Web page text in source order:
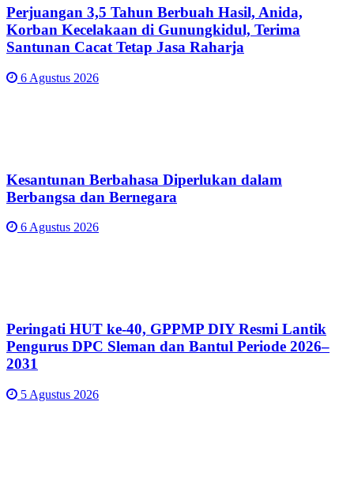
Perjuangan 3,5 Tahun Berbuah Hasil, Anida,
Korban Kecelakaan di Gunungkidul, Terima
Santunan Cacat Tetap Jasa Raharja
6 Agustus 2026
Kesantunan Berbahasa Diperlukan dalam
Berbangsa dan Bernegara
6 Agustus 2026
Peringati HUT ke-40, GPPMP DIY Resmi Lantik
Pengurus DPC Sleman dan Bantul Periode 2026–
2031
5 Agustus 2026